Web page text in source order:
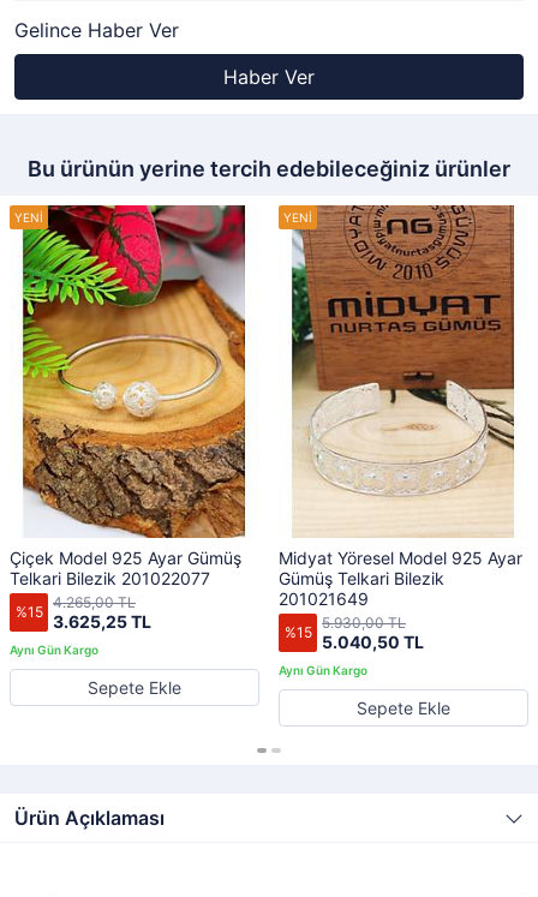
Gelince Haber Ver
Haber Ver
Bu ürünün yerine tercih edebileceğiniz ürünler
Çiçek Model 925 Ayar Gümüş
Telkari Bilezik 201022077
%15 3.625,25 TL
4.265,00 TL
Sepete Ekle
Midyat Yöresel Model 925 Ayar
Gümüş Telkari Bilezik
201021649
%15 5.040,50 TL
5.930,00 TL
Sepete Ekle
Ürün Açıklaması